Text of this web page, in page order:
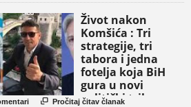
Život nakon
Komšića : Tri
strategije, tri
tabora i jedna
fotelja koja BiH
gura u novi
politički triler
 Pročitaj čitav članak